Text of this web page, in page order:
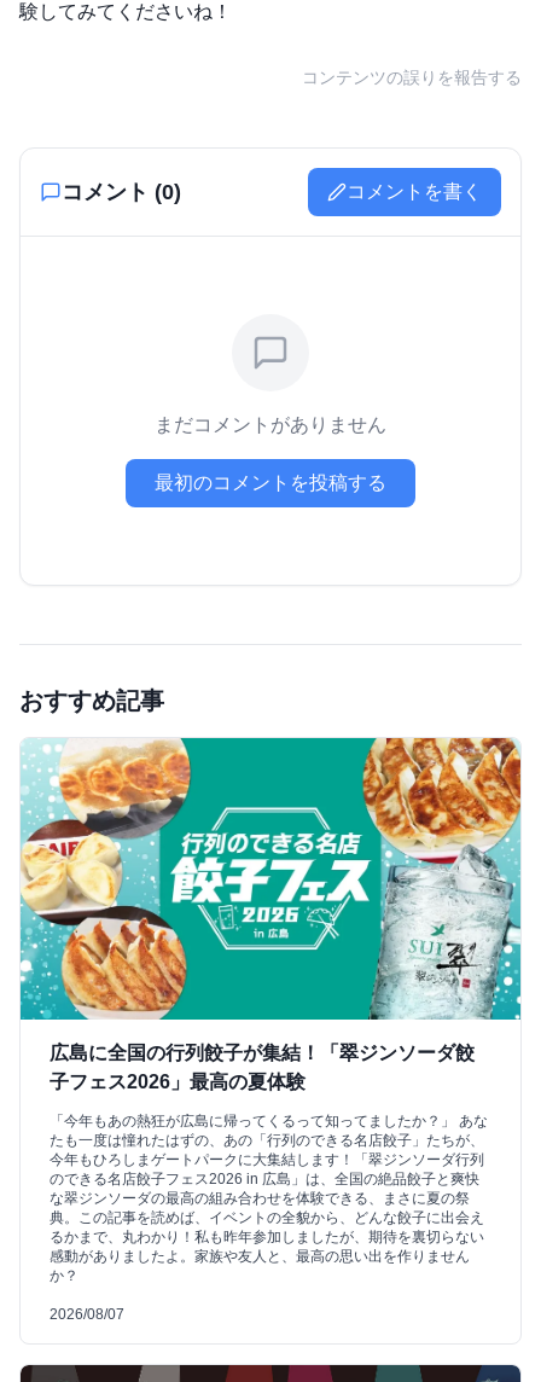
験してみてくださいね！
コンテンツの誤りを報告する
コメント (0) コメントを書く
まだコメントがありません
最初のコメントを投稿する
おすすめ記事
広島に全国の行列餃子が集結！「翠ジンソーダ餃
子フェス2026」最高の夏体験
「今年もあの熱狂が広島に帰ってくるって知ってましたか？」 あな
たも一度は憧れたはずの、あの「行列のできる名店餃子」たちが、
今年もひろしまゲートパークに大集結します！「翠ジンソーダ行列
のできる名店餃子フェス2026 in 広島」は、全国の絶品餃子と爽快
な翠ジンソーダの最高の組み合わせを体験できる、まさに夏の祭
典。この記事を読めば、イベントの全貌から、どんな餃子に出会え
るかまで、丸わかり！私も昨年参加しましたが、期待を裏切らない
感動がありましたよ。家族や友人と、最高の思い出を作りません
か？
2026/08/07